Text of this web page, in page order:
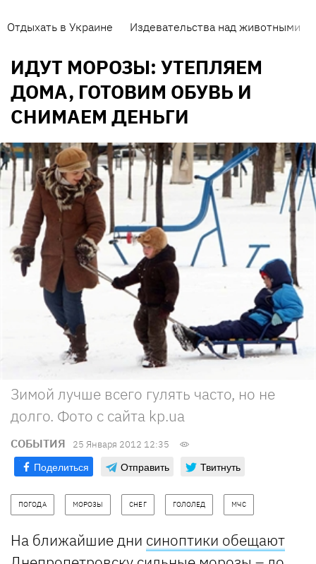
Отдыхать в Украине Издевательства над животными
ИДУТ МОРОЗЫ: УТЕПЛЯЕМ
ДОМА, ГОТОВИМ ОБУВЬ И
СНИМАЕМ ДЕНЬГИ
Зимой лучше всего гулять часто, но не
долго. Фото с сайта kp.ua
СОБЫТИЯ 25 Января 2012 12:35
Поделиться Отправить Твитнуть
ПОГОДА МОРОЗЫ СНЕГ ГОЛОЛЕД МЧС
На ближайшие дни синоптики обещают